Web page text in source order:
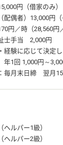
円（借家のみ）
偶者）13,000円（
円／時（28,560円
士手当 2,000円
経験に応じて決定し
1回 1,000円～
毎月末日締 翌月
ヘルパー1級）
ヘルパー2級）